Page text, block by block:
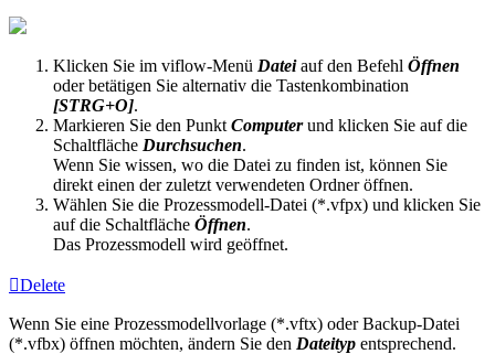
Klicken Sie im viflow-Menü Dateiauf den Befehl Öffnen
oder betätigen Sie alternativ die Tastenkombination
[STRG+O].
Markieren Sie den Punkt Computerund klicken Sie auf die
Schaltfläche Durchsuchen.
Wenn Sie wissen, wo die Datei zu finden ist, können Sie
direkt einen der zuletzt verwendeten Ordner öffnen.
Wählen Sie die Prozessmodell-Datei (*.vfpx) und klicken Sie
auf die Schaltfläche Öffnen.
Das Prozessmodell wird geöffnet.
Delete
Wenn Sie eine Prozessmodellvorlage (*.vftx) oder Backup-Datei
(*.vfbx) öffnen möchten, ändern Sie den Dateityp entsprechend.